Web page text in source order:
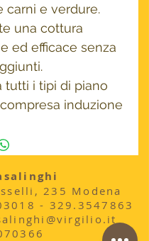
carni e verdure.
una cottura
ed efficace senza
tutti i tipi di piano
induzione
235 Modena
- 329 .3547863